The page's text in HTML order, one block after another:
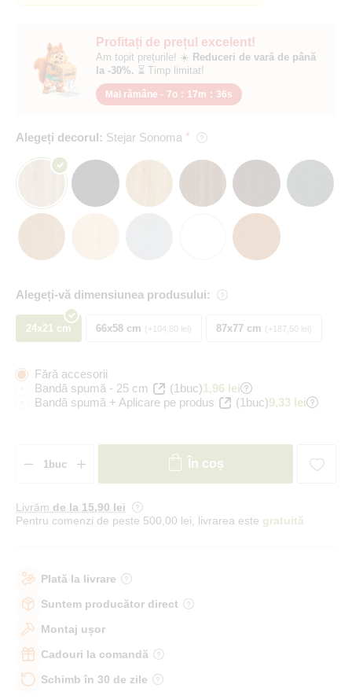
Profitați de prețul excelent!
Am topit prețurile! ☀️ Reduceri de vară de până
la -30%. ⏳ Timp limitat!
Mai rămâne - 7o : 17m : 35s
Alegeți decorul: Stejar Sonoma
Alegeți-vă dimensiunea produsului:
24x21 cm 66x58 cm +104,80 lei 87x77 cm +187,50 lei
Fără accesorii
Bandă spumă - 25 cm
(1buc)1,96 lei
Bandă spumă + Aplicare pe produs
(1buc)9,33 lei
În coș
Livrăm de la 15,90 lei
Pentru comenzi de peste 500,00 lei, livrarea este gratuită
Plată la livrare
Suntem producător direct
Montaj ușor
Cadouri la comandă
Schimb în 30 de zile